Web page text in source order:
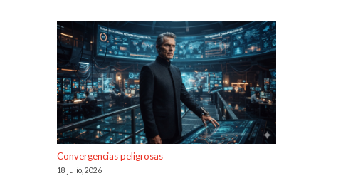
Convergencias peligrosas
18 julio, 2026